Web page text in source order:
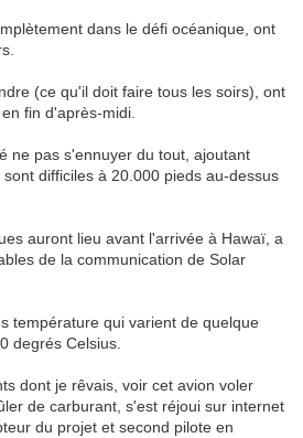
dans le défi océanique, ont
(ce qu'il doit faire tous les soirs), ont
fin d'après-midi.
ne pas s'ennuyer du tout, ajoutant
difficiles à 20.000 pieds au-dessus
auront lieu avant l'arrivée à Hawaï, a
de la communication de Solar
température qui varient de quelque
degrés Celsius.
dont je rêvais, voir cet avion voler
de carburant, s'est réjoui sur internet
du projet et second pilote en